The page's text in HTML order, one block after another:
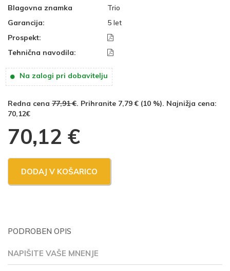
Blagovna znamka
Trio
Garancija:
5 let
Prospekt:
Tehnična navodila:
Na zalogi pri dobavitelju
Redna cena 77,91 €. Prihranite 7,79 € (10 %). Najnižja cena:
70,12€
70,12 €
DODAJ V KOŠARICO
PODROBEN OPIS
NAPIŠITE VAŠE MNENJE